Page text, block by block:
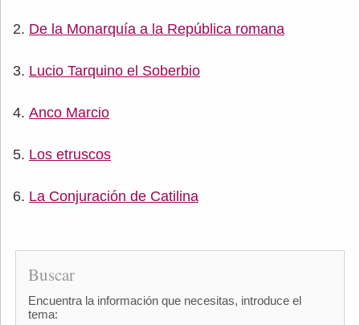
De la Monarquía a la República romana
Lucio Tarquino el Soberbio
Anco Marcio
Los etruscos
La Conjuración de Catilina
Buscar
Encuentra la información que necesitas, introduce el
tema: